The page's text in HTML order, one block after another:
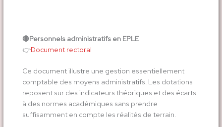
🔴Personnels administratifs en EPLE
​👉​Document rectoral
Ce document illustre une gestion essentiellement
comptable des moyens administratifs. Les dotations
reposent sur des indicateurs théoriques et des écarts
à des normes académiques sans prendre
suffisamment en compte les réalités de terrain.